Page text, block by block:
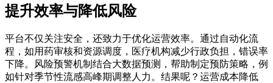
提升效率与降低风险
平台不仅关注安全，还致力于优化运营效率。通过自动化流
程，如用药审核和资源调度，医疗机构减少行政负担，错误率
下降。风险预警机制结合大数据预测，帮助制定预防策略，例
如针对季节性流感高峰期调整人力。结果呢？运营成本降低